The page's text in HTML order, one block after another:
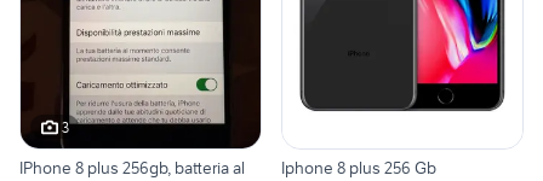
3
IPhone 8 plus 256gb, batteria al
Iphone 8 plus 256 Gb